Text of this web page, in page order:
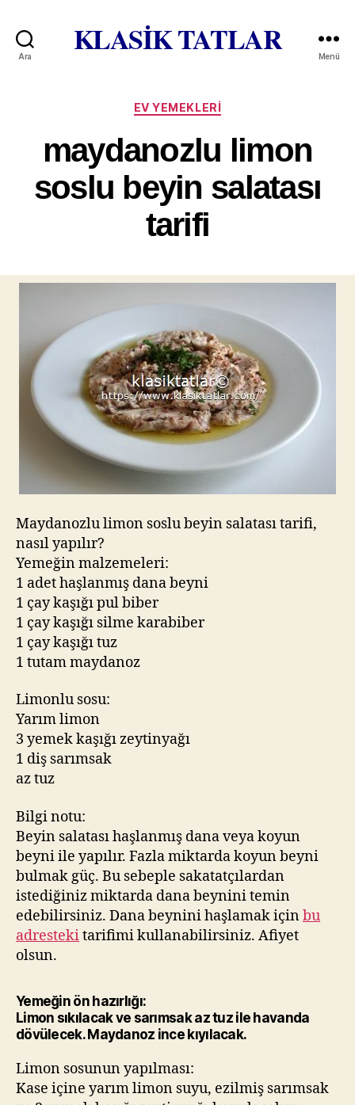
Ara KLASİK TATLAR Menü
Kategoriler
EV YEMEKLERI
maydanozlu limon
soslu beyin salatası
tarifi
Maydanozlu limon soslu beyin salatası tarifi,
nasıl yapılır?
Yemeğin malzemeleri:
1 adet haşlanmış dana beyni
1 çay kaşığı pul biber
1 çay kaşığı silme karabiber
1 çay kaşığı tuz
1 tutam maydanoz
Limonlu sosu:
Yarım limon
3 yemek kaşığı zeytinyağı
1 diş sarımsak
az tuz
Bilgi notu:
Beyin salatası haşlanmış dana veya koyun
beyni ile yapılır. Fazla miktarda koyun beyni
bulmak güç. Bu sebeple sakatatçılardan
istediğiniz miktarda dana beynini temin
edebilirsiniz. Dana beynini haşlamak içinbu
adrestekitarifimi kullanabilirsiniz. Afiyet
olsun.
Yemeğin ön hazırlığı:
Limon sıkılacak ve sarımsak az tuz ile havanda
dövülecek. Maydanoz ince kıyılacak.
Limon sosunun yapılması:
Kase içine yarım limon suyu, ezilmiş sarımsak